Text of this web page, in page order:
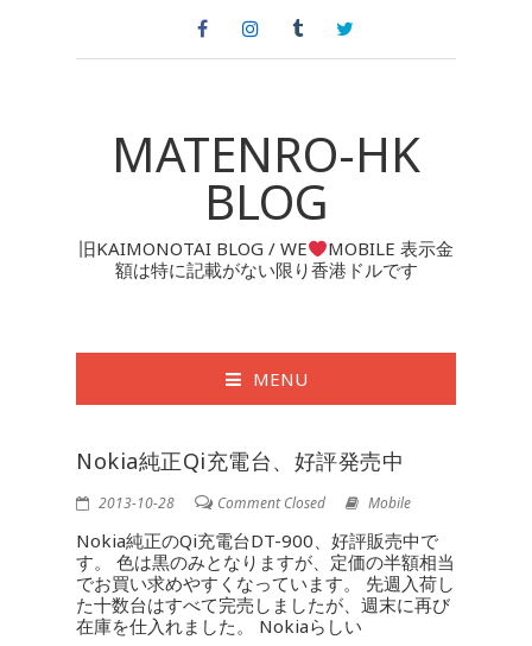
MATENRO-HK
BLOG
旧KAIMONOTAI BLOG / WE
MOBILE 表示金
額は特に記載がない限り香港ドルです
MENU
Nokia純正Qi充電台、好評発売中
2013-10-28 Comment Closed Mobile
Nokia純正のQi充電台DT-900、好評販売中で
す。 色は黒のみとなりますが、定価の半額相当
でお買い求めやすくなっています。 先週入荷し
た十数台はすべて完売しましたが、週末に再び
在庫を仕入れました。 Nokiaらしい